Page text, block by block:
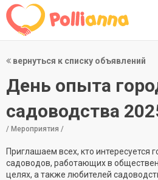
вернуться к списку объявлений
День опыта
садоводства
/ Мероприятия /
Приглашаем всех, кто интересуется
садоводов, работающих в
целях, а также любителей